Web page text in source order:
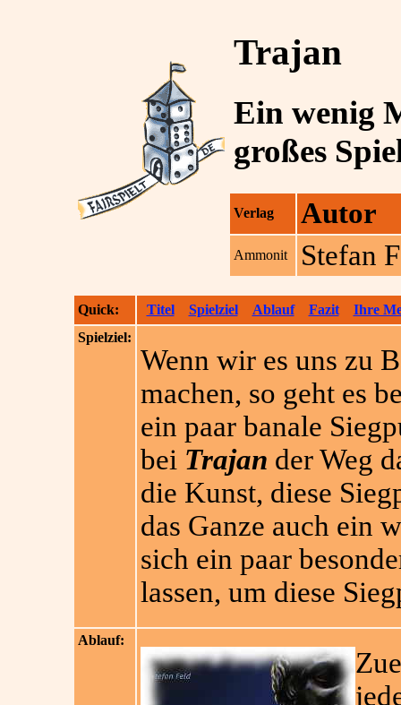
Trajan
Ein wenig
großes
Verlag Autor
Ammonit Stefan
Quick: Titel Spielziel Ablauf Fazit
Ihre
Spielziel:
Wenn wir es uns zu
machen, so geht es
ein paar banale
bei Trajan der Weg
die Kunst, diese
das Ganze auch ein
sich ein paar
lassen, um diese
Ablauf: